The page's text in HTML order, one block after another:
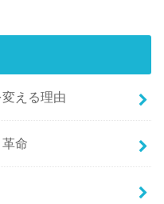
える理由
命